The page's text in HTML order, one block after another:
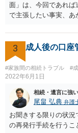
面」は、今回であれ
で主張したい事実、
ります。 もし、主張
資料を持っているよ
し、お姉さんに見ら
望に関する申出書」と
いた方が良い事と書
立ての趣旨」のとこ
ば、まずそれを書く
なぜ調停を申し立て
決裂した、など)や亡
きさつなどが書かれ
3 成人後の口座
#家族間の相続トラブル #
2022年6月1日
相続・遺言に強
尾畠 弘典 弁護
お聞きする限りの状
の再発行手続を行うこ